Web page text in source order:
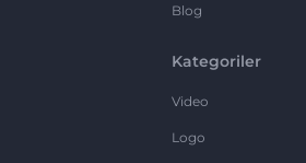
Blog
Kategoriler
Video
Logo